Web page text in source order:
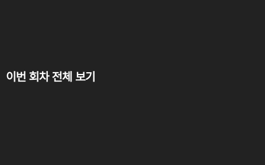
이번 회차 전체 보기